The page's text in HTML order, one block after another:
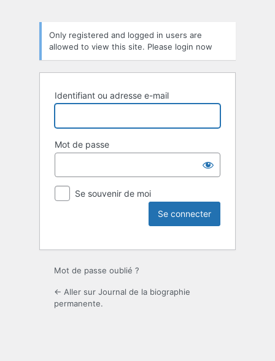
Only registered and logged in users are
allowed to view this site. Please login now
Identifiant ou adresse e-mail
Mot de passe
Se souvenir de moi
Mot de passe oublié ?
← Aller sur Journal de la biographie
permanente.